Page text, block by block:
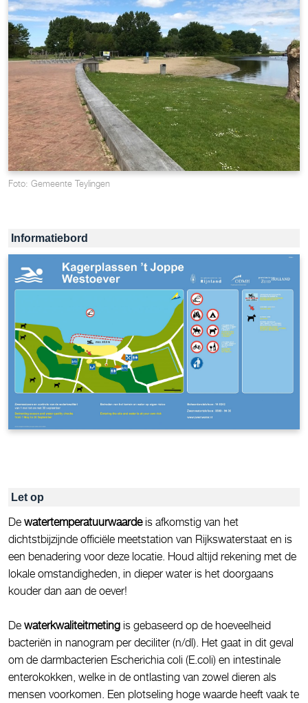
Foto: Gemeente Teylingen
Informatiebord
Let op
De watertemperatuurwaardeis afkomstig van het
dichtstbijzijnde officiële meetstation van Rijkswaterstaat en is
een benadering voor deze locatie. Houd altijd rekening met de
lokale omstandigheden, in dieper water is het doorgaans
kouder dan aan de oever!
De waterkwaliteitmeting is gebaseerd op de hoeveelheid
bacteriën in nanogram per deciliter (n/dl). Het gaat in dit geval
om de darmbacterien Escherichia coli (E.coli) en intestinale
enterokokken, welke in de ontlasting van zowel dieren als
mensen voorkomen. Een plotseling hoge waarde heeft vaak te